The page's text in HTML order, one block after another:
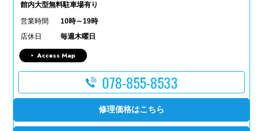
館内大型無料駐車場有り
営業時間
10時～19時
店休日
毎週木曜日
Access Map
078-855-8533
修理価格はこちら